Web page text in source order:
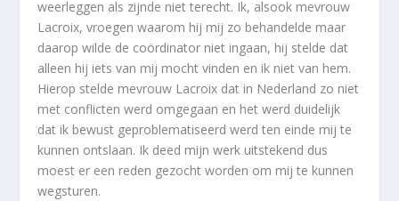
weerleggen als zijnde niet terecht. Ik, alsook mevrouw
Lacroix, vroegen waarom hij mij zo behandelde maar
daarop wilde de coördinator niet ingaan, hij stelde dat
alleen hij iets van mij mocht vinden en ik niet van hem.
Hierop stelde mevrouw Lacroix dat in Nederland zo niet
met conflicten werd omgegaan en het werd duidelijk
dat ik bewust geproblematiseerd werd ten einde mij te
kunnen ontslaan. Ik deed mijn werk uitstekend dus
moest er een reden gezocht worden om mij te kunnen
wegsturen.